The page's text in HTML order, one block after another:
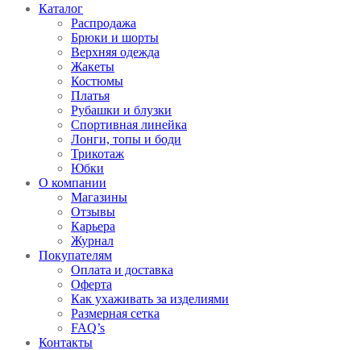
Каталог
Распродажа
Брюки и шорты
Верхняя одежда
Жакеты
Костюмы
Платья
Рубашки и блузки
Спортивная линейка
Лонги, топы и боди
Трикотаж
Юбки
О компании
Магазины
Отзывы
Карьера
Журнал
Покупателям
Оплата и доставка
Оферта
Как ухаживать за изделиями
Размерная сетка
FAQ’s
Контакты